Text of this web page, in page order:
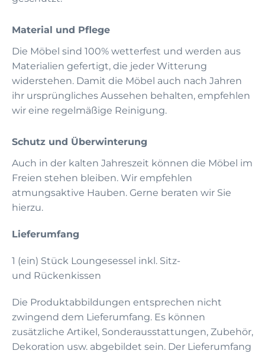
Material und Pflege
Die Möbel sind 100% wetterfest und werden aus
Materialien gefertigt, die jeder Witterung
widerstehen. Damit die Möbel auch nach Jahren
ihr ursprüngliches Aussehen behalten, empfehlen
wir eine regelmäßige Reinigung.
Schutz und Überwinterung
Auch in der kalten Jahreszeit können die Möbel im
Freien stehen bleiben. Wir empfehlen
atmungsaktive Hauben. Gerne beraten wir Sie
hierzu.
Lieferumfang
1 (ein) Stück Loungesessel inkl. Sitz-
und Rückenkissen
Die Produktabbildungen entsprechen nicht
zwingend dem Lieferumfang. Es können
zusätzliche Artikel, Sonderausstattungen, Zubehör,
Dekoration usw. abgebildet sein. Der Lieferumfang